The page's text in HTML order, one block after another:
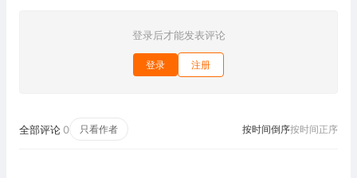
登录后才能发表评论
登录 注册
全部评论 0 只看作者 按时间倒序按时间正序